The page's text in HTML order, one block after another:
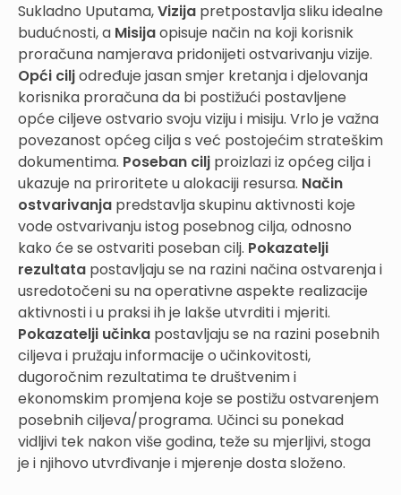
Sukladno Uputama,Vizija pretpostavlja sliku idealne
budućnosti, a Misijaopisuje način na koji korisnik
proračuna namjerava pridonijeti ostvarivanju vizije.
Opći ciljodređuje jasan smjer kretanja i djelovanja
korisnika proračuna da bi postižući postavljene
opće ciljeve ostvario svoju viziju i misiju. Vrlo je važna
povezanost općeg cilja s već postojećim strateškim
dokumentima. Poseban cilj proizlazi iz općeg cilja i
ukazuje na priroritete u alokaciji resursa. Način
ostvarivanja predstavlja skupinu aktivnosti koje
vode ostvarivanju istog posebnog cilja, odnosno
kako će se ostvariti poseban cilj. Pokazatelji
rezultata postavljaju se na razini načina ostvarenja i
usredotočeni su na operativne aspekte realizacije
aktivnosti i u praksi ih je lakše utvrditi i mjeriti.
Pokazatelji učinka postavljaju se na razini posebnih
ciljeva i pružaju informacije o učinkovitosti,
dugoročnim rezultatima te društvenim i
ekonomskim promjena koje se postižu ostvarenjem
posebnih ciljeva/programa. Učinci su ponekad
vidljivi tek nakon više godina, teže su mjerljivi, stoga
je i njihovo utvrđivanje i mjerenje dosta složeno.